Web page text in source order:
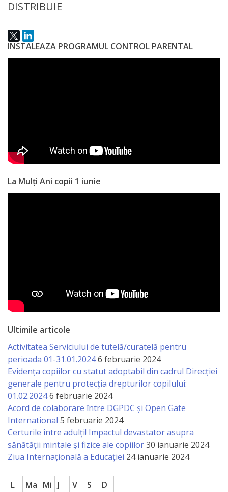
DISTRIBUIE
INSTALEAZA PROGRAMUL CONTROL PARENTAL
La Mulți Ani copii 1 iunie
Ultimile articole
Activitatea Serviciului de tutelă/curatelă pentru
perioada 01-31.01.20246 februarie 2024
Evidența copiilor cu statut adoptabil din cadrul Direcției
generale pentru protecția drepturilor copilului:
01.02.20246 februarie 2024
Acord de colaborare între DGPDC și Open Gate
International 5 februarie 2024
Certurile între adulți! Impactul devastator asupra
sănătății mintale și fizice ale copiilor30 ianuarie 2024
Ziua Internațională a Educației 24 ianuarie 2024
L Ma Mi J V S
D